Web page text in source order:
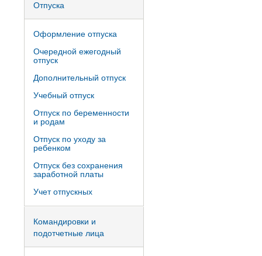
Отпуска
Оформление отпуска
Очередной ежегодный
отпуск
Дополнительный отпуск
Учебный отпуск
Отпуск по беременности
и родам
Отпуск по уходу за
ребенком
Отпуск без сохранения
заработной платы
Учет отпускных
Командировки и
подотчетные лица